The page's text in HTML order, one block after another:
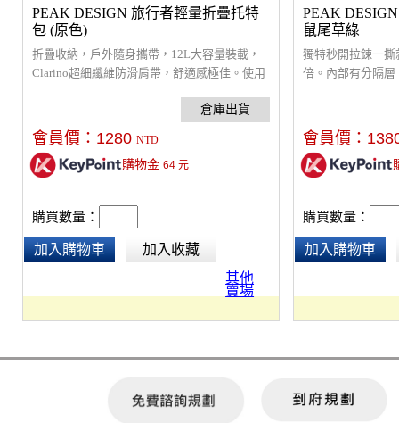
PEAK DESIGN 旅行者輕量折疊托特
包 (原色)
折疊收納，戶外隨身攜帶，12L大容量裝載，
Clarino超細纖維防滑肩帶，舒適感極佳。使用
開小口後，尼龍線網可以輕微分開，而外部塗
層會隨時間推移慢慢地在表面重新密封。
會員價： 1280 NTD
購物金 64元
購買數量：
加入購物車
加入收藏
其他
賣場
PEAK
鼠尾草綠
獨特秒開拉鍊一
倍。內部有分隔
壓縮更小。有二
何行李箱或背包
45L完美相容。
會員價：
購買數量：
加入購物車